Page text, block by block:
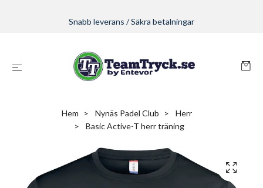
Snabb leverans / Säkra betalningar
Hem Nynäs Padel Club
Herr
Basic Active-T herr träning